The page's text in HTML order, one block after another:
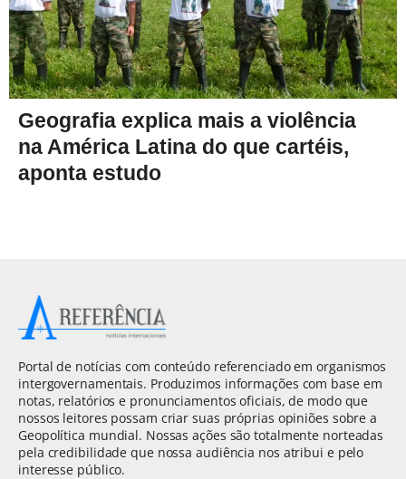
Geografia explica mais a violência
na América Latina do que cartéis,
aponta estudo
Portal de notícias com conteúdo referenciado em organismos
intergovernamentais. Produzimos informações com base em
notas, relatórios e pronunciamentos oficiais, de modo que
nossos leitores possam criar suas próprias opiniões sobre a
Geopolítica mundial. Nossas ações são totalmente norteadas
pela credibilidade que nossa audiência nos atribui e pelo
interesse público.